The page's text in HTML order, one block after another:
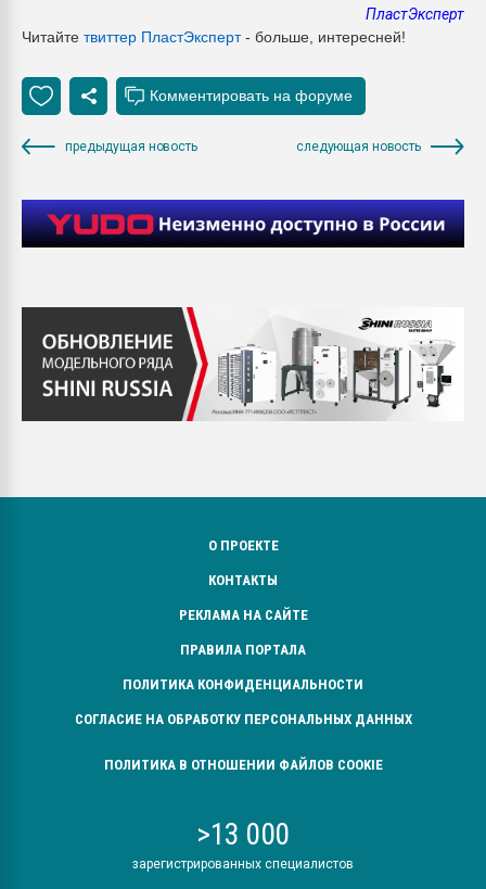
ПластЭксперт
Читайте твиттер ПластЭксперт- больше, интересней!
предыдущая новость следующая новость
О ПРОЕКТЕ
КОНТАКТЫ
РЕКЛАМА НА САЙТЕ
ПРАВИЛА ПОРТАЛА
ПОЛИТИКА КОНФИДЕНЦИАЛЬНОСТИ
СОГЛАСИЕ НА ОБРАБОТКУ ПЕРСОНАЛЬНЫХ ДАННЫХ
ПОЛИТИКА В ОТНОШЕНИИ ФАЙЛОВ COOKIE
>13 000
зарегистрированных специалистов